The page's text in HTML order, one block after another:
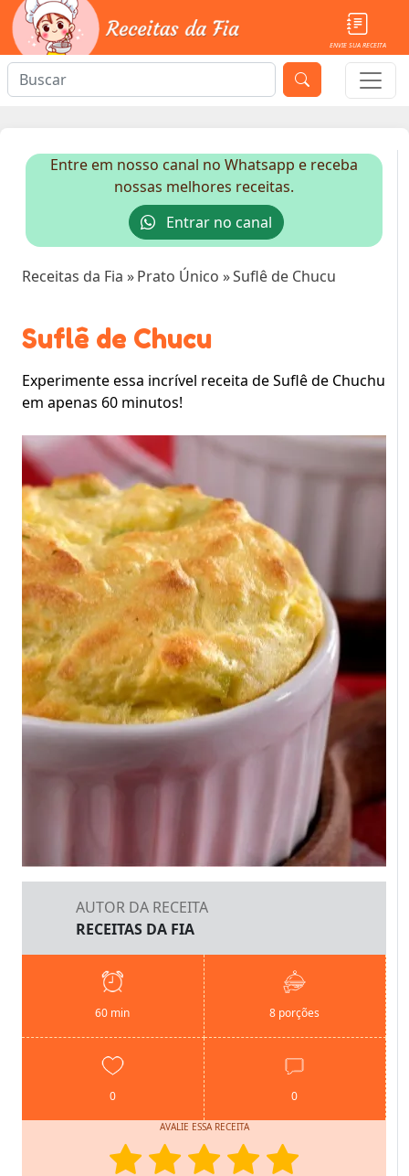
ENVIE SUA RECEITA
Entre em nosso canal no Whatsapp e receba
nossas melhores receitas.
Entrar no canal
Receitas da Fia »Prato Único »Suflê de Chucu
Suflê de Chucu
Experimente essa incrível receita de Suflê de Chuchu
em apenas 60 minutos!
AUTOR DA RECEITA
RECEITAS DA FIA
60 min 8 porções
0 0
AVALIE ESSA RECEITA